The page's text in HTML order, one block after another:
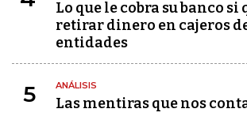
Lo que le cobra su banco si
retirar dinero en cajeros
entidades
5 ANÁLISIS
Las mentiras que nos